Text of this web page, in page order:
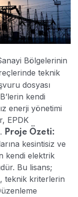
Bölgelerinin
teknik
dosyası
kendi
enerji yönetimi
EPDK
Proje Özeti:
kesintisiz ve
kendi elektrik
Bu lisans;
teknik kriterlerin